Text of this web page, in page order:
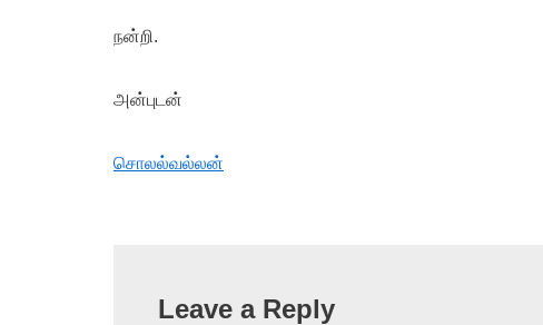
நன்றி.
அன்புடன்
சொலல்வல்லன்
Leave a Reply